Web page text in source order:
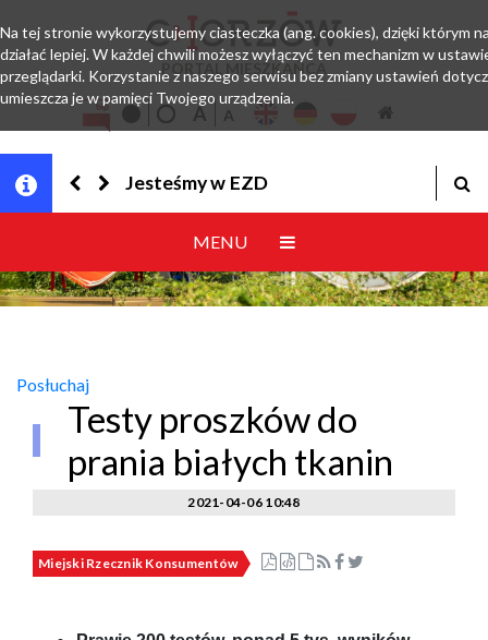
PORTAL MIESZKAŃCA
Jesteśmy w EZD
MENU
Posłuchaj
Testy proszków do
prania białych tkanin
2021-04-06 10:48
Miejski Rzecznik Konsumentów
Na tej stronie wykorzystujemy ciasteczka (ang. cookies), dzięki którym
działać lepiej. W każdej chwili możesz wyłączyć ten mechanizm w
przeglądarki. Korzystanie z naszego serwisu bez zmiany ustawień
umieszcza je w pamięci Twojego urządzenia.